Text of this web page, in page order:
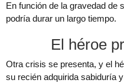
En función de la gravedad de
podría durar un largo tiempo.
El héroe
Otra crisis se presenta, y el
su recién adquirida sabiduría